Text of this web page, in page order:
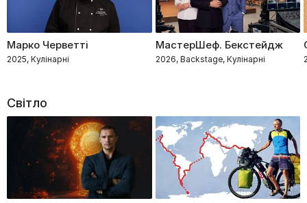
Марко Черветті
2025, Кулінарні
МастерШеф. Бекстейдж
2026, Backstage, Кулінарні
Світло